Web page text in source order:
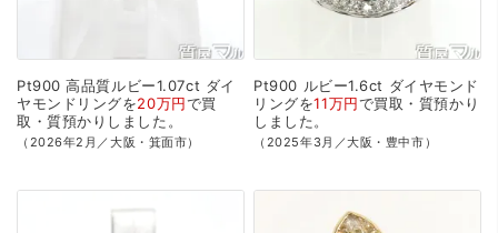
Pt900 高品質ルビー1.07ct ダイ
ヤモンドリングを20万円で買
取・質預かり しました。
（2026年2月／大阪・箕面市）
Pt900 ルビー1.6ct ダイヤモンド
リングを11万円で買取・質預かり
しました。
（2025年3月／大阪・豊中市）